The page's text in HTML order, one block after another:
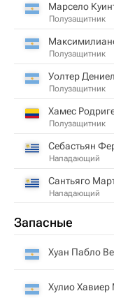
Марсело
Полузащитник
Полузащитник
Уолтер
Полузащитник
Хамес
Полузащитник
Себастьян
Нападающий
Сантьяго
Нападающий
Запасные
Хуан Пабло
Хулио Хавиер